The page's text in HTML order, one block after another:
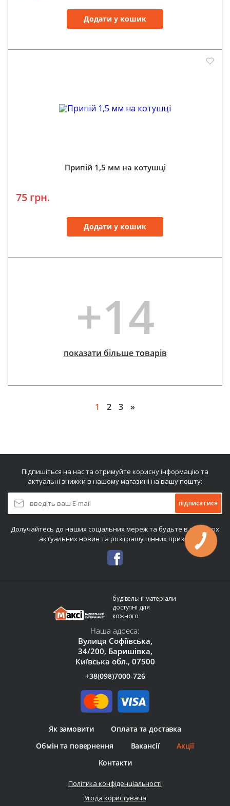
Додати у кошик
Припій 1,5 мм на котушці
75 грн.
Додати у кошик
+14
показати більше товарів
1 2 3 »
Підпишіться на нас та отримуйте корисну інформацію та
актуальні знижки в нашому магазині на вашу пошту:
підписатися
Долучайтесь до наших соціальних мереж та будьте в курсі всіх
актуальних новин та розіграшу цінних призів:
будівельні матеріали
доступні для
кожного
Наша адреса:
Вулиця Софіївська,
34/200, Баришівка,
Київська обл., 07500
+38(098)7000-726
Як замовити
Оплата та доставка
Обмін та повернення
Вакансії
Акції
Контакти
Політика конфіденціальності
Угода користувача